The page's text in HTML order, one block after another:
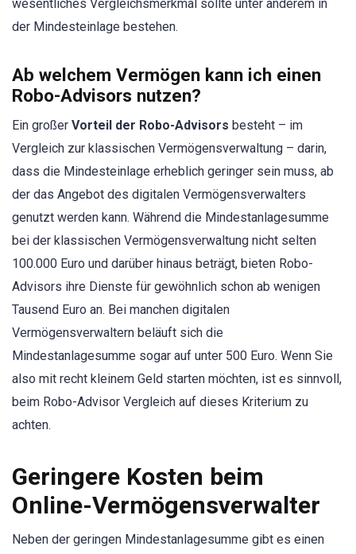
wesentliches Vergleichsmerkmal sollte unter anderem in
der Mindesteinlage bestehen.
Ab welchem Vermögen kann ich einen
Robo-Advisors nutzen?
Ein großer Vorteil der Robo-Advisors besteht – im
Vergleich zur klassischen Vermögensverwaltung – darin,
dass die Mindesteinlage erheblich geringer sein muss, ab
der das Angebot des digitalen Vermögensverwalters
genutzt werden kann. Während die Mindestanlagesumme
bei der klassischen Vermögensverwaltung nicht selten
100.000 Euro und darüber hinaus beträgt, bieten Robo-
Advisors ihre Dienste für gewöhnlich schon ab wenigen
Tausend Euro an. Bei manchen digitalen
Vermögensverwaltern beläuft sich die
Mindestanlagesumme sogar auf unter 500 Euro. Wenn Sie
also mit recht kleinem Geld starten möchten, ist es sinnvoll,
beim Robo-Advisor Vergleich auf dieses Kriterium zu
achten.
Geringere Kosten beim
Online-Vermögensverwalter
Neben der geringen Mindestanlagesumme gibt es einen